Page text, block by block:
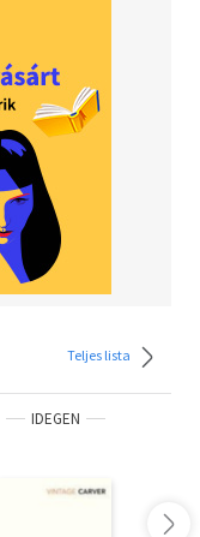
Teljes lista
IDEGEN